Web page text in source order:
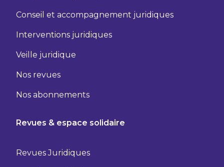
Conseil et accompagnement juridiques
Interventions juridiques
Veille juridique
Nos revues
Nos abonnements
Revues & espace solidaire
Revues Juridiques